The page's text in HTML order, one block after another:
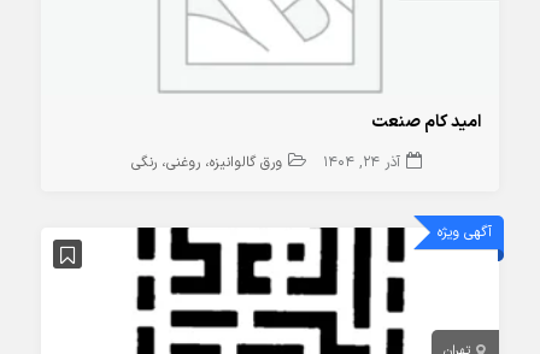
امید کام صنعت
آذر 24, 1404 ورق گالوانیزه، روغنی، رنگی
آگهی ویژه